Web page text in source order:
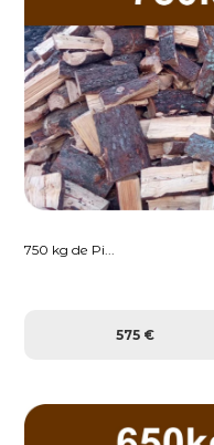
750 kg de Pi...
575 €